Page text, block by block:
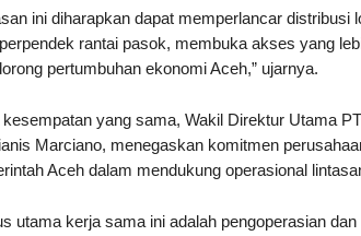
ini diharapkan dapat memperlancar
rantai pasok, membuka akses yang
pertumbuhan ekonomi Aceh,” ujarnya.
kesempatan yang sama, Wakil Direktur Utama
Marciano, menegaskan komitmen
Aceh dalam mendukung operasional
utama kerja sama ini adalah pengoperasian